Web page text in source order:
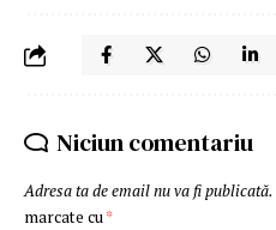
Niciun comentariu
Adresa ta de email nu va fi publicată.
marcate cu*